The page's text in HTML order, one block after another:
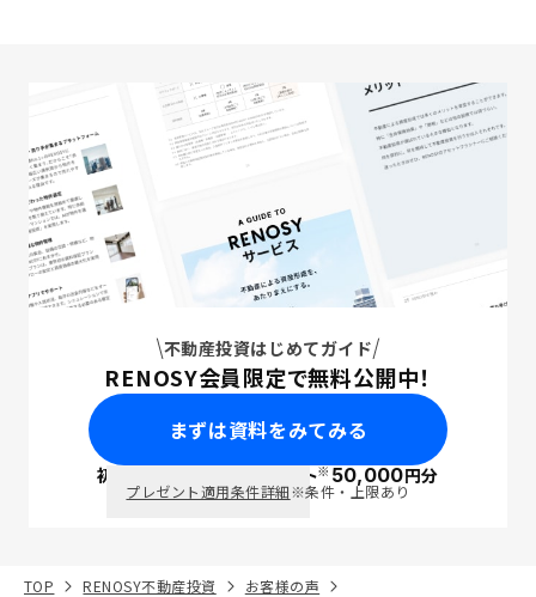
不動産投資はじめてガイド
RENOSY会員限定で無料公開中！
まずは資料をみてみる
初回面談で ポイント※50,000円分
プレゼント適用条件詳細※条件・上限あり
TOP RENOSY不動産投資
お客様の声